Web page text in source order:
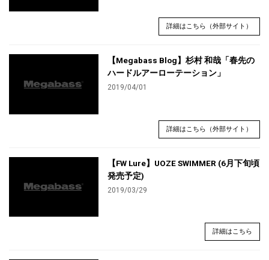
詳細はこちら（外部サイト）
【Megabass Blog】杉村 和哉「春先の
ハードルアーローテーション」
2019/04/01
詳細はこちら（外部サイト）
【FW Lure】UOZE SWIMMER (6月下旬頃
発売予定)
2019/03/29
詳細はこちら